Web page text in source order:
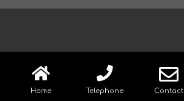
Home Telephone Contact